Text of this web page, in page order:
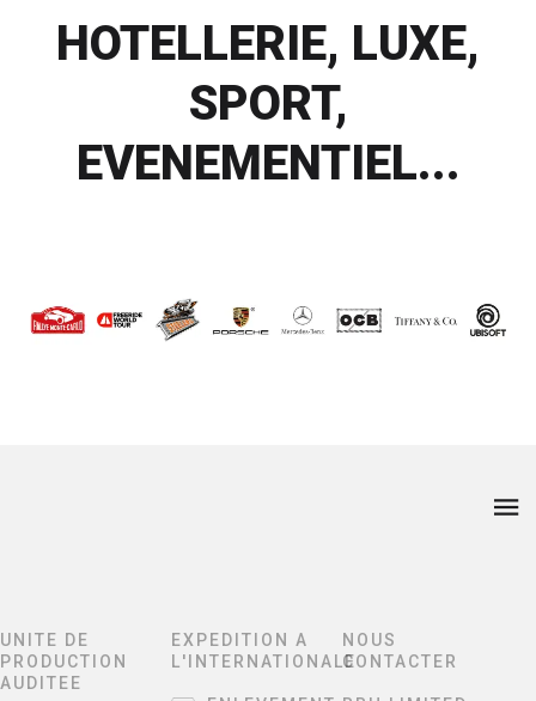
HOTELLERIE, LUXE,
SPORT,
EVENEMENTIEL...
UNITE DE
PRODUCTION
AUDITEE
EXPEDITION A
L'INTERNATIONALE
NOUS
CONTACTER